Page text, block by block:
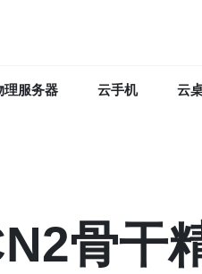
理服务器 云手机 云
骨干